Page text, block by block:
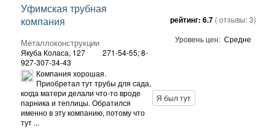
Уфимская трубная
компания
Металлоконструкции
Якуба Коласа, 127
271-54-55; 8-
927-307-34-43
рейтинг: 6.7 ( отзывы:3)
Уровень цен: Средне
Компания хорошая.
Приобретал тут трубы для сада,
когда матери делали что-то вроде
парника и теплицы. Обратился
именно в эту компанию, потому что
тут ...
Я был тут